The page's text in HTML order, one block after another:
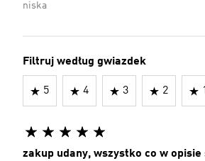
niska
Filtruj według gwiazdek
5 4 3 2 1
zakup udany, wszystko co w opisie